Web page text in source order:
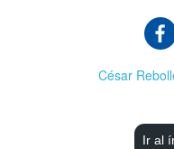
César
Ir al